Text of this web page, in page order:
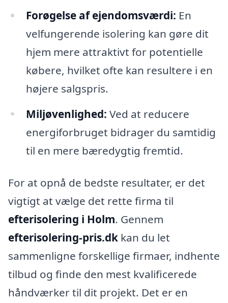
Forøgelse af ejendomsværdi: En
velfungerende isolering kan gøre dit
hjem mere attraktivt for potentielle
købere, hvilket ofte kan resultere i en
højere salgspris.
Miljøvenlighed: Ved at reducere
energiforbruget bidrager du samtidig
til en mere bæredygtig fremtid.
For at opnå de bedste resultater, er det
vigtigt at vælge det rette firma til
efterisolering i Holm. Gennem
efterisolering-pris.dk kan du let
sammenligne forskellige firmaer, indhente
tilbud og finde den mest kvalificerede
håndværker til dit projekt. Det er en